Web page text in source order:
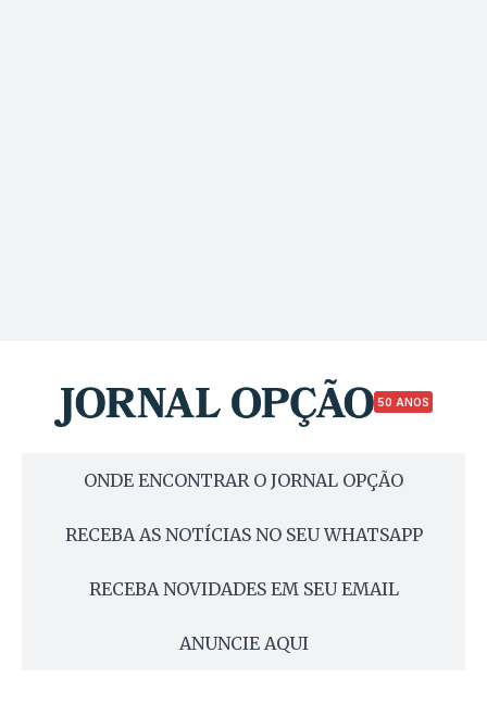
50 ANOS
ONDE ENCONTRAR O JORNAL OPÇÃO
RECEBA AS NOTÍCIAS NO SEU WHATSAPP
RECEBA NOVIDADES EM SEU EMAIL
ANUNCIE AQUI